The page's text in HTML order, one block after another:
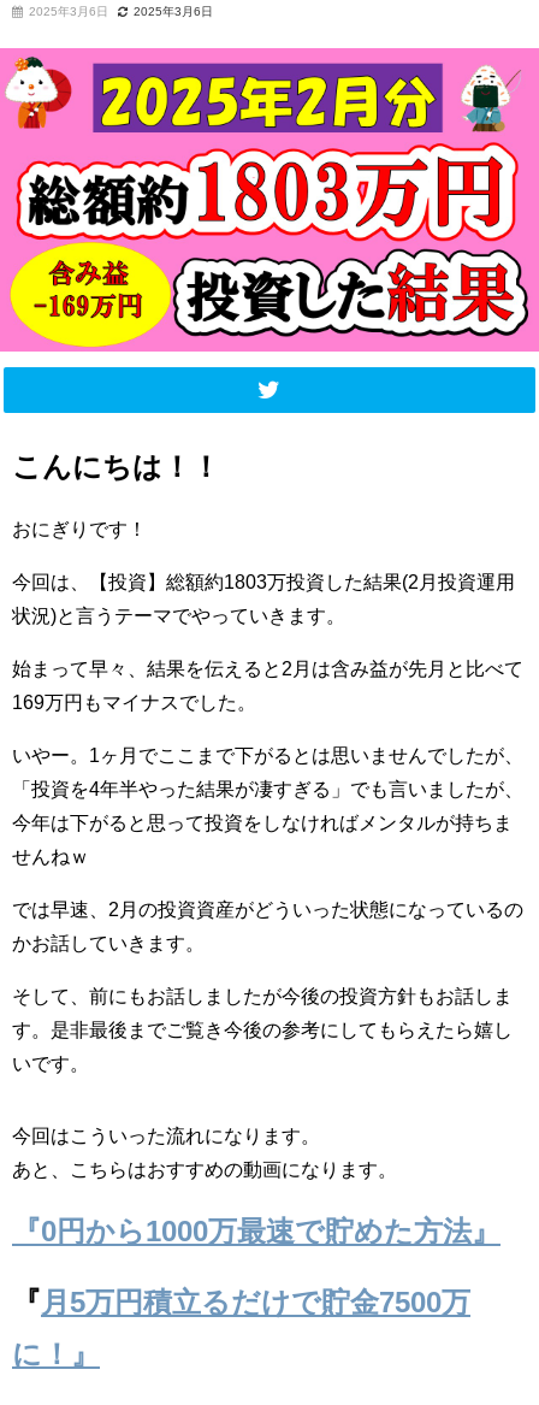
2025年3月6日 2025年3月6日
こんにちは！！
おにぎりです！
今回は、【投資】総額約1803万投資した結果(2月投資運用
状況)と言うテーマでやっていきます。
始まって早々、結果を伝えると2月は含み益が先月と比べて
169万円もマイナスでした。
いやー。1ヶ月でここまで下がるとは思いませんでしたが、
「投資を4年半やった結果が凄すぎる」でも言いましたが、
今年は下がると思って投資をしなければメンタルが持ちま
せんねｗ
では早速、2月の投資資産がどういった状態になっているの
かお話していきます。
そして、前にもお話しましたが今後の投資方針もお話しま
す。是非最後までご覧き今後の参考にしてもらえたら嬉し
いです。
今回はこういった流れになります。
あと、こちらはおすすめの動画になります。
『0円から1000万最速で貯めた方法』
『 月5万円積立るだけで貯金7500万
に！』